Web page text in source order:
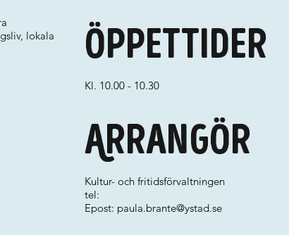
lokala
Arrangör
Kultur- och fritidsförvaltningen
tel:
Epost: paula.brante@ystad.se
Öppettider
Kl. 10.00 - 10.30